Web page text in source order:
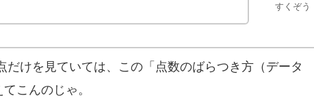
すくぞう
だけを見ていては、この「点数のばらつき方（データ
こんのじゃ。